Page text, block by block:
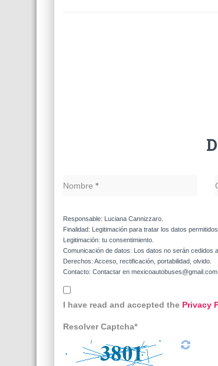
Nombre *
Responsable: Luciana Cannizzaro.
Finalidad: Legitimación para tratar los datos
Legitimación: tu consentimiento.
Comunicación de datos: Los datos no serán cedidos
Derechos: Acceso, rectificación, portabilidad, olvido.
Contacto: Contactar en mexicoautobuses@gmail.com
I have read and accepted the Privacy
Resolver Captcha*